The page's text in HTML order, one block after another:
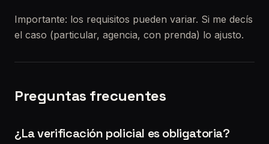
Importante: los requisitos pueden variar. Si me decís
el caso (particular, agencia, con prenda) lo ajusto.
Preguntas frecuentes
¿La verificación policial es obligatoria?